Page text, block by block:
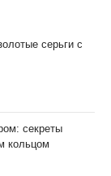
серьги с
секреты
кольцом